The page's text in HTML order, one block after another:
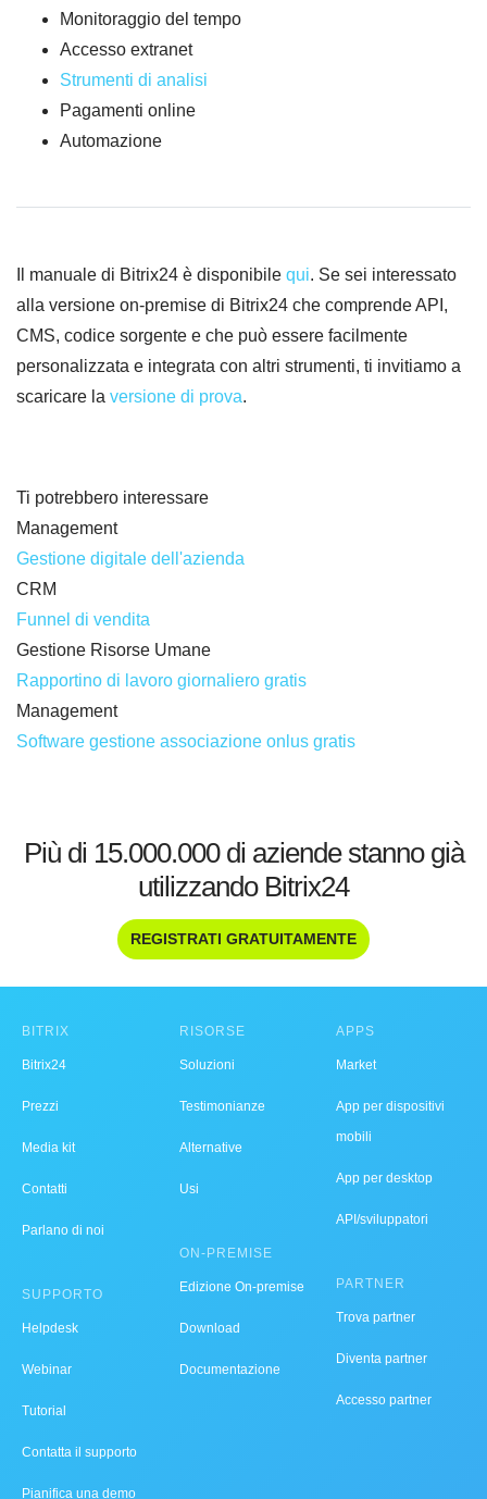
Monitoraggio del tempo
Accesso extranet
Strumenti di analisi
Pagamenti online
Automazione
Il manuale di Bitrix24 è disponibile qui. Se sei interessato
alla versione on-premise di Bitrix24 che comprende API,
CMS, codice sorgente e che può essere facilmente
personalizzata e integrata con altri strumenti, ti invitiamo a
scaricare la versione di prova.
Ti potrebbero interessare
Management
Gestione digitale dell'azienda
CRM
Funnel di vendita
Gestione Risorse Umane
Rapportino di lavoro giornaliero gratis
Management
Software gestione associazione onlus gratis
Più di 15.000.000 di aziende stanno già
utilizzando Bitrix24
REGISTRATI GRATUITAMENTE
BITRIX
Bitrix24
Prezzi
Media kit
Contatti
Parlano di noi
SUPPORTO
Helpdesk
Webinar
Tutorial
Contatta il supporto
Pianifica una demo
RISORSE
Soluzioni
Testimonianze
Alternative
Usi
ON-PREMISE
Edizione On-premise
Download
Documentazione
APPS
Market
App per dispositivi
mobili
App per desktop
API/sviluppatori
PARTNER
Trova partner
Diventa partner
Accesso partner